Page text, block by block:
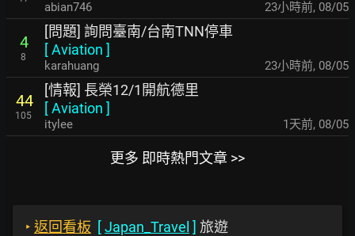
abian746 23小時前, 08/05
4
8
[問題] 詢問臺南/台南TNN停車
[Aviation ]
karahuang 23小時前, 08/05
44
105
[情報] 長榮12/1開航德里
[Aviation ]
itylee 1天前, 08/05
更多 即時熱門文章 >>
‣ 返回看板 [Japan_Travel ] 旅遊